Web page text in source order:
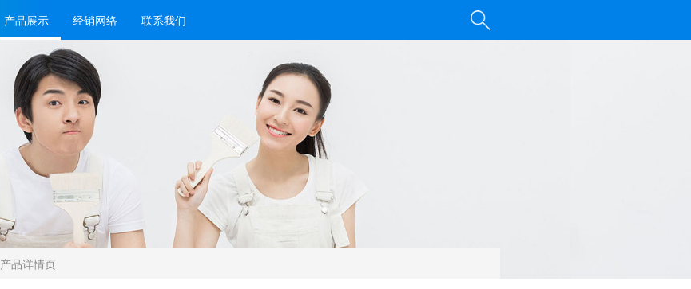
产品展示 经销网络 联系我们
产品详情页